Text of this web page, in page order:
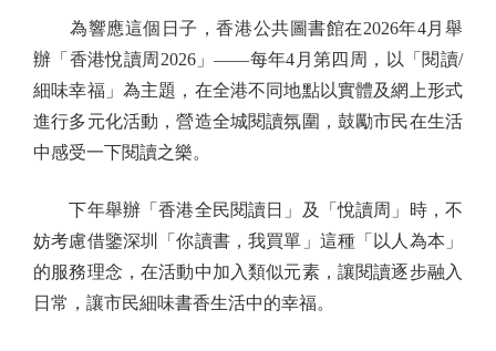
為響應這個日子，香港公共圖書館在2026年4月舉
辦「香港悅讀周2026」——每年4月第四周，以「閱讀/
細味幸福」為主題，在全港不同地點以實體及網上形式
進行多元化活動，營造全城閱讀氛圍，鼓勵市民在生活
中感受一下閱讀之樂。
下年舉辦「香港全民閱讀日」及「悅讀周」時，不
妨考慮借鑒深圳「你讀書，我買單」這種「以人為本」
的服務理念，在活動中加入類似元素，讓閱讀逐步融入
日常，讓市民細味書香生活中的幸福。